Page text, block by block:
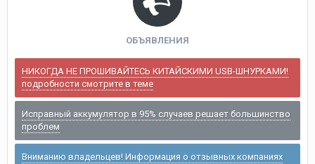
ОБЪЯВЛЕНИЯ
НИКОГДА НЕ ПРОШИВАЙТЕСЬ КИТАЙСКИМИ USB-ШНУРКАМИ!
подробности смотрите в теме
Исправный аккумулятор в 95% случаев решает большинство
проблем
Вниманию владельцев! Информация о отзывных компаниях